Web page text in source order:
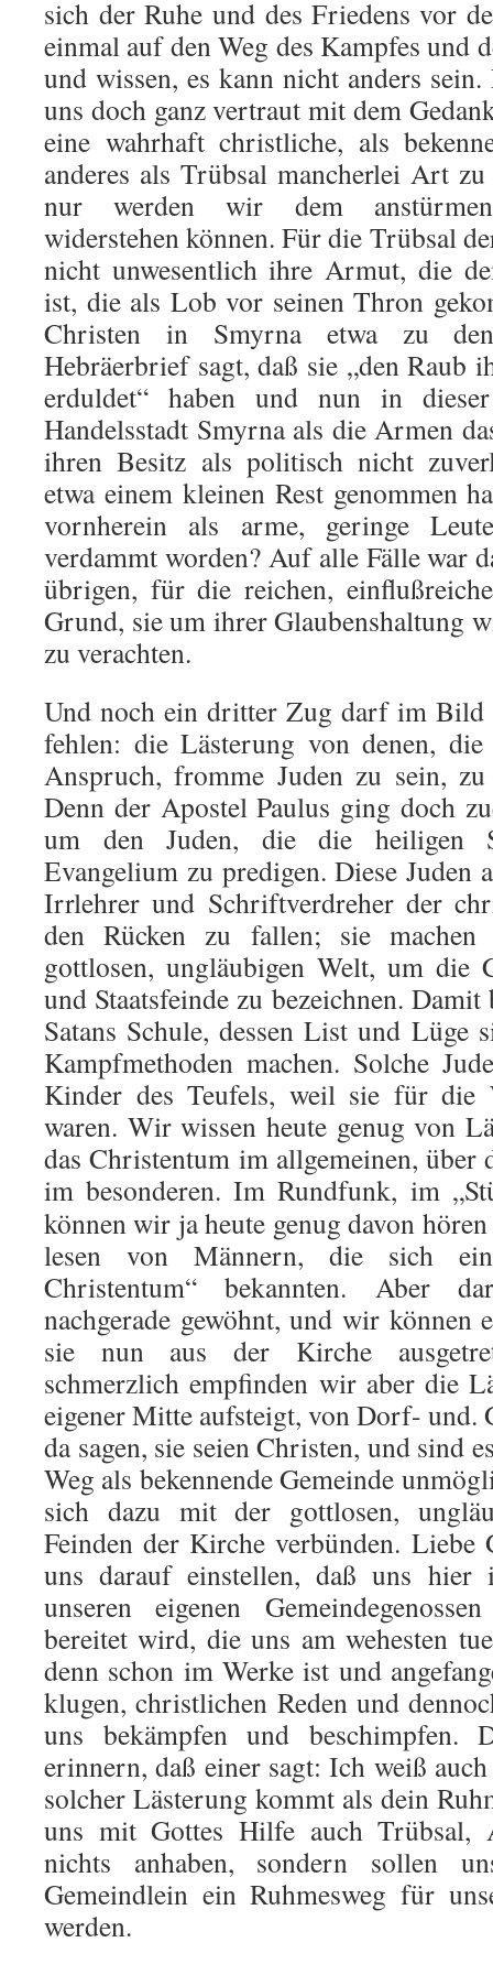
sich der Ruhe und des Friedens vor
einmal auf den Weg des Kampfes und
und wissen, es kann nicht anders
uns doch ganz vertraut mit dem
eine wahrhaft christliche, als
anderes als Trübsal mancherlei Art
nur werden wir dem
widerstehen können. Für die Trübsal
nicht unwesentlich ihre Armut, die
ist, die als Lob vor seinen Thron
Christen in Smyrna etwa zu
Hebräerbrief sagt, daß sie „den Raub
erduldet“ haben und nun in
Handelsstadt Smyrna als die Armen
ihren Besitz als politisch nicht
etwa einem kleinen Rest genommen
vornherein als arme, geringe
verdammt worden? Auf alle Fälle war
übrigen, für die reichen,
Grund, sie um ihrer Glaubenshaltung
zu verachten.
Und noch ein dritter Zug darf im Bild
fehlen: die Lästerung von denen,
Anspruch, fromme Juden zu sein,
Denn der Apostel Paulus ging doch
um den Juden, die die heiligen
Evangelium zu predigen. Diese Juden
Irrlehrer und Schriftverdreher der
den Rücken zu fallen; sie
gottlosen, ungläubigen Welt, um die
und Staatsfeinde zu bezeichnen. Damit
Satans Schule, dessen List und Lüge
Kampfmethoden machen. Solche
Kinder des Teufels, weil sie für die
waren. Wir wissen heute genug von
das Christentum im allgemeinen, über
im besonderen. Im Rundfunk, im
können wir ja heute genug davon
lesen von Männern, die sich
Christentum“ bekannten. Aber
nachgerade gewöhnt, und wir können
sie nun aus der Kirche
schmerzlich empfinden wir aber die
eigener Mitte aufsteigt, von Dorf- und.
da sagen, sie seien Christen, und sind
Weg als bekennende Gemeinde
sich dazu mit der gottlosen,
Feinden der Kirche verbünden.
uns darauf einstellen, daß uns
unseren eigenen
bereitet wird, die uns am wehesten
denn schon im Werke ist und
klugen, christlichen Reden und
uns bekämpfen und
erinnern, daß einer sagt: Ich weiß
solcher Lästerung kommt als dein
uns mit Gottes Hilfe auch Trübsal,
nichts anhaben, sondern sollen
Gemeindlein ein Ruhmesweg für
werden.